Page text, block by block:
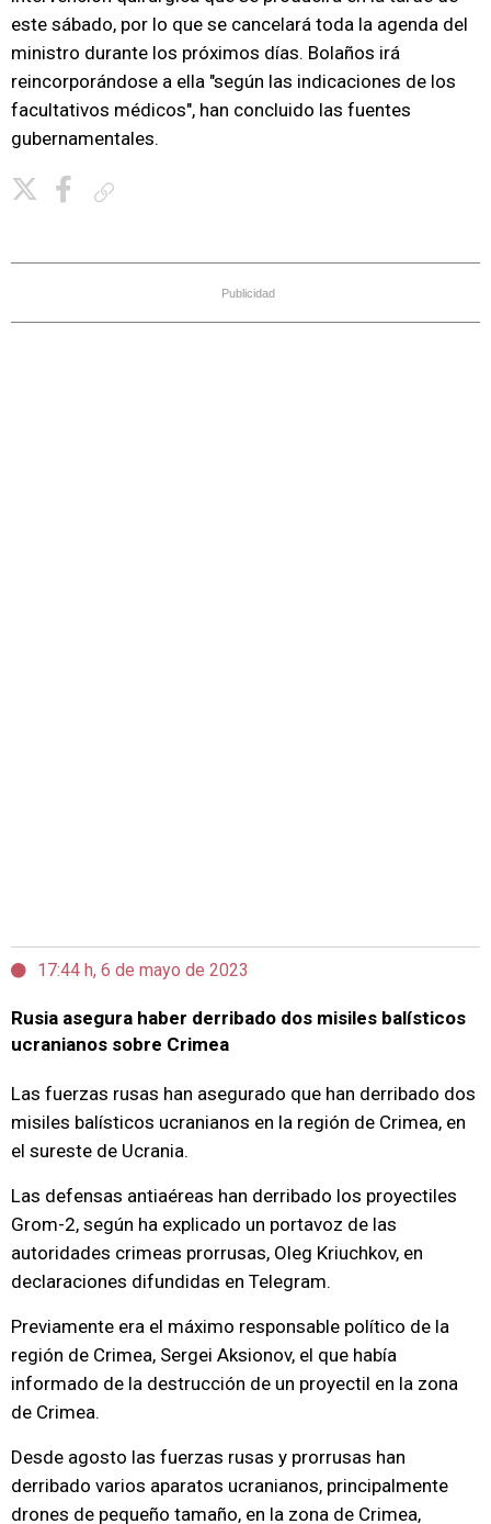
este sábado, por lo que se cancelará toda la agenda del
ministro durante los próximos días. Bolaños irá
reincorporándose a ella "según las indicaciones de los
facultativos médicos", han concluido las fuentes
gubernamentales.
Publicidad
17:44 h, 6 de mayo de 2023
Rusia asegura haber derribado dos misiles balísticos
ucranianos sobre Crimea
Las fuerzas rusas han asegurado que han derribado dos
misiles balísticos ucranianos en la región de Crimea, en
el sureste de Ucrania.
Las defensas antiaéreas han derribado los proyectiles
Grom-2, según ha explicado un portavoz de las
autoridades crimeas prorrusas, Oleg Kriuchkov, en
declaraciones difundidas en Telegram.
Previamente era el máximo responsable político de la
región de Crimea, Sergei Aksionov, el que había
informado de la destrucción de un proyectil en la zona
de Crimea.
Desde agosto las fuerzas rusas y prorrusas han
derribado varios aparatos ucranianos, principalmente
drones de pequeño tamaño, en la zona de Crimea,